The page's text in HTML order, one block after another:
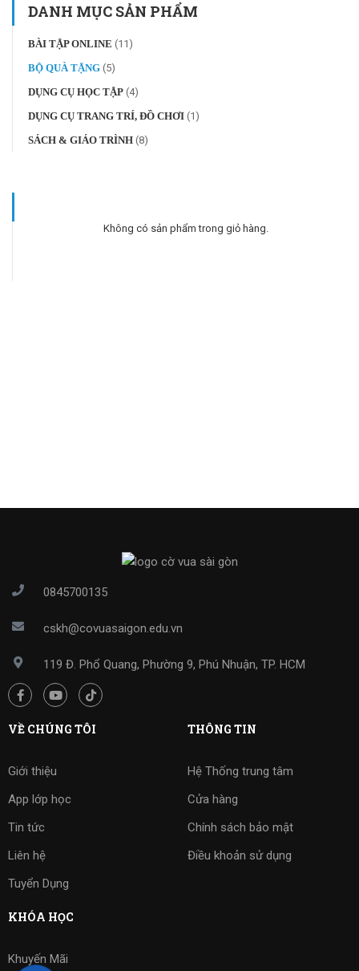
DANH MỤC SẢN PHẨM
BÀI TẬP ONLINE (11)
BỘ QUÀ TẶNG (5)
DỤNG CỤ HỌC TẬP (4)
DỤNG CỤ TRANG TRÍ, ĐỒ CHƠI (1)
SÁCH & GIÁO TRÌNH (8)
Không có sản phẩm trong giỏ hàng.
0845700135
cskh@covuasaigon.edu.vn
119 Đ. Phổ Quang, Phường 9, Phú Nhuận, TP. HCM
VỀ CHÚNG TÔI
Giới thiệu
App lớp học
Tin tức
Liên hệ
Tuyển Dụng
THÔNG TIN
Hệ Thống trung tâm
Cửa hàng
Chính sách bảo mật
Điều khoản sử dụng
KHÓA HỌC
Khuyến Mãi